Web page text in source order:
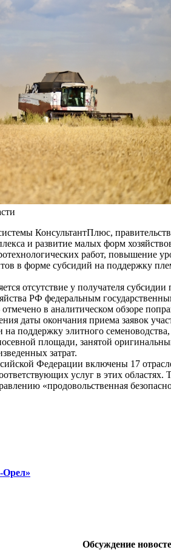
КонсультантПлюс,
и развитие малых форм
работ, повышение
в форме субсидий на поддержку
отсутствие у получателя
РФ федеральным
в аналитическом обзоре
даты окончания приема заявок
поддержку элитного
площади, занятой
затрат.
Федерации включены 17
услуг в этих
«продовольственная
Орел»
Обсуждение